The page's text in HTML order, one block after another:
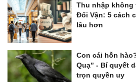
Thu nhập
Đổi Vận: 5 cách
lâu hơn
Con cái hỗn
Quạ” - Bí quyết
trọn quyền uy